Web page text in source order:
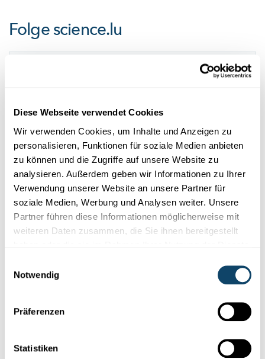
Diese Webseite verwendet Cookies
Wir verwenden Cookies, um Inhalte und Anzeigen zu
personalisieren, Funktionen für soziale Medien anbieten
zu können und die Zugriffe auf unsere Website zu
analysieren. Außerdem geben wir Informationen zu Ihrer
Verwendung unserer Website an unsere Partner für
soziale Medien, Werbung und Analysen weiter. Unsere
Partner führen diese Informationen möglicherweise mit
weiteren Daten zusammen, die Sie ihnen bereitgestellt
Notwendig
Präferenzen
Statistiken
Folgescience.lu
Diese Plugins sind ausgeblendet, weil Sie
sehen, ändern Sie bitte Ihre Einstellungen.
Folge der Welt der Wissenschaft